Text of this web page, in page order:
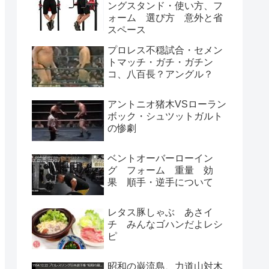
ングスタンド・使い方、フ
ォーム 選び方 意外と省
スペース
プロレス不穏試合・セメン
トマッチ・ガチ・ガチン
コ、八百長？アングル？
アントニオ猪木VSローラン
ボック・シュツットガルト
の惨劇
ベントオーバーローイン
グ フォーム 重量 効
果 順手・逆手について
レタス豚しゃぶ あさイ
チ みんなゴハンだよレシ
ピ
昭和の巌流島、力道山対木